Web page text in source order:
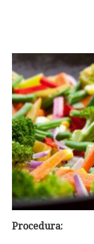
Procedura: